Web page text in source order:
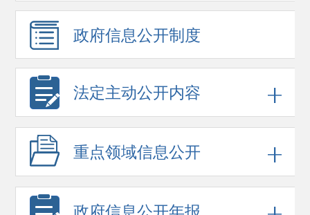
政府信息公开制度
法定主动公开内容
重点领域信息公开